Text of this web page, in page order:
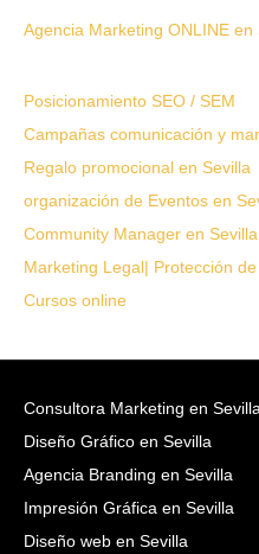
Agencia Marketing ONLINE en
Posicionamiento SEO / SEM
Campañas comunicación y
Regalo promocional en Sevilla
organización de Eventos en
Community Manager en Sevilla
Marketing Legal| Protección
Cursos online
Consultora Marketing en Sevilla
Diseño Gráfico en Sevilla
Agencia Branding en Sevilla
Impresión Gráfica en Sevilla
Diseño web en Sevilla